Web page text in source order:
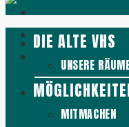
DIE ALTE VHS
UNSERE
MITMACHEN